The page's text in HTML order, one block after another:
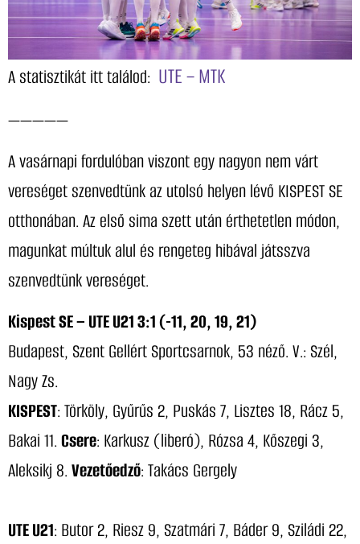
A statisztikát itt találod: UTE – MTK
—————
A vasárnapi fordulóban viszont egy nagyon nem várt
vereséget szenvedtünk az utolsó helyen lévő KISPEST SE
otthonában. Az első sima szett után érthetetlen módon,
magunkat múltuk alul és rengeteg hibával játsszva
szenvedtünk vereséget.
Kispest SE – UTE U21 3:1 (-11, 20, 19, 21)
Budapest, Szent Gellért Sportcsarnok, 53 néző. V.: Szél,
Nagy Zs.
KISPEST: Törköly, Gyűrűs 2, Puskás 7, Lisztes 18, Rácz 5,
Bakai 11.Csere: Karkusz (liberó), Rózsa 4, Kőszegi 3,
Aleksikj 8.Vezetőedző: Takács Gergely
UTE U21: Butor 2, Riesz 9, Szatmári 7, Báder 9, Sziládi 22,